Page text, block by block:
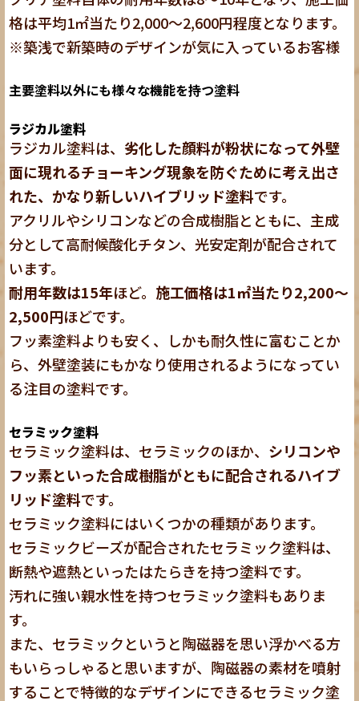
格は平均1㎡当たり2,000～2,600円程度となります。
※築浅で新築時のデザインが気に入っているお客様
主要塗料以外にも様々な機能を持つ塗料
ラジカル塗料
ラジカル塗料は、 劣化した顔料が粉状になって外壁
面に現れるチョーキング現象を防ぐために考え出さ
れた、かなり新しいハイブリッド塗料です。
アクリルやシリコンなどの合成樹脂とともに、主成
分として高耐候酸化チタン、光安定剤が配合されて
います。
耐用年数は15年ほど。 施工価格は1㎡当たり2,200～
2,500円ほどです。
フッ素塗料よりも安く、しかも耐久性に富むことか
ら、外壁塗装にもかなり使用されるようになってい
る注目の塗料です。
セラミック塗料
セラミック塗料は、セラミックのほか、 シリコンや
フッ素といった合成樹脂がともに配合されるハイブ
リッド塗料です。
セラミック塗料にはいくつかの種類があります。
セラミックビーズが配合されたセラミック塗料は、
断熱や遮熱といったはたらきを持つ塗料です。
汚れに強い親水性を持つセラミック塗料もありま
す。
また、セラミックというと陶磁器を思い浮かべる方
もいらっしゃると思いますが、陶磁器の素材を噴射
することで特徴的なデザインにできるセラミック塗